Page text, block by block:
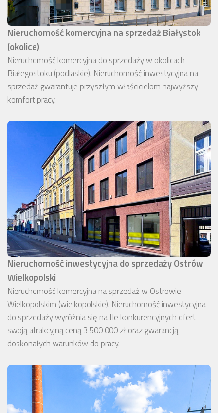
Nieruchomość komercyjna na sprzedaż Białystok
(okolice)
Nieruchomość komercyjna do sprzedaży w okolicach
Białegostoku (podlaskie). Nieruchomość inwestycyjna na
sprzedaż gwarantuje przyszłym właścicielom najwyższy
komfort pracy.
Nieruchomość inwestycyjna do sprzedaży Ostrów
Wielkopolski
Nieruchomość komercyjna na sprzedaż w Ostrowie
Wielkopolskim (wielkopolskie). Nieruchomość inwestycyjna
do sprzedaży wyróżnia się na tle konkurencyjnych ofert
swoją atrakcyjną ceną 3 500 000 zł oraz gwarancją
doskonałych warunków do pracy.